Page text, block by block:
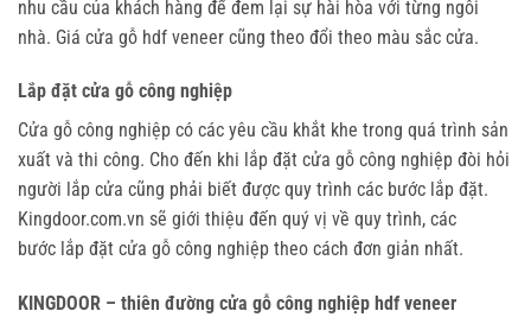
nhu cầu của khách hàng để đem lại sự hài hòa với từng ngôi
nhà. Giá cửa gỗ hdf veneer cũng theo đổi theo màu sắc cửa.
Lắp đặt cửa gỗ công nghiệp
Cửa gỗ công nghiệp có các yêu cầu khắt khe trong quá trình sản
xuất và thi công. Cho đến khi lắp đặt cửa gỗ công nghiệp đòi hỏi
người lắp cửa cũng phải biết được quy trình các bước lắp đặt.
Kingdoor.com.vn sẽ giới thiệu đến quý vị về quy trình, các
bước lắp đặt cửa gỗ công nghiệp theo cách đơn giản nhất.
KINGDOOR – thiên đường cửa gỗ công nghiệp hdf veneer